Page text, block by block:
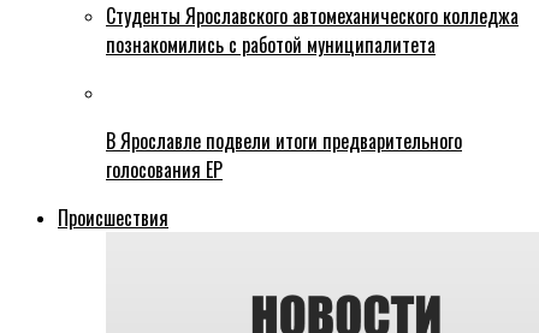
Студенты Ярославского автомеханического колледжа
познакомились с работой муниципалитета
В Ярославле подвели итоги предварительного
голосования ЕР
Происшествия